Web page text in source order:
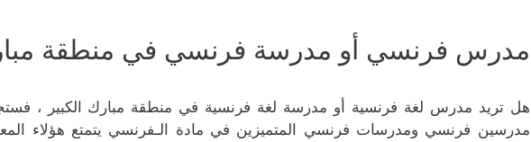
مدرس فرنسي أو مدرسة فرنسي في منطقة
هل تريد مدرس لغة فرنسية أو مدرسة لغة فرنسية في منطقة مبارك الكبير ،
مدرسين فرنسي ومدرسات فرنسي المتميزين في مادة الـفرنسي يتمتع هؤلاء